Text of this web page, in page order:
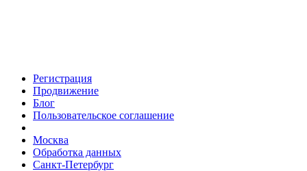
Регистрация
Продвижение
Блог
Пользовательское соглашение
Москва
Обработка данных
Санкт-Петербург